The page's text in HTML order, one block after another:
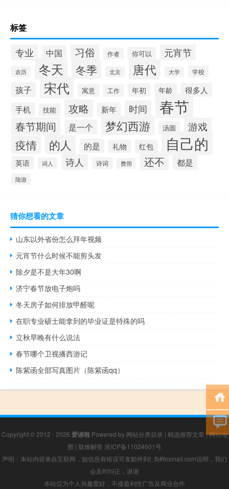
标签
专业 中国 习俗 作者 你可以 元宵节
农历 冬天 冬季 北京 唐代 大学 学校
孩子 宋代 寓意 工作 年初 年龄
很多人
手机
技能 攻略 新年 时间 春节
春节期间 是一个 梦幻西游 汤圆 游戏
疫情 的人 的是 礼物 红包 自己的
英语 词人 诗人 诗词 费用 还不 都是
陆游
猜你想看的文章
山东以外省份怎么拜年视频
元宵节什么时候不能剪头发
除夕是不是大年30啊
济宁春节放电子炮吗
冬天房子如何排放甲醛呢
在职专业硕士能拿到的毕业证是特殊的吗
立秋早晚有什么说法
春节哪个卫视播西游记
陈紫函全部写真图片（陈紫函qq）
Copyright © 2012 - 2026 爱读啦 Powered by 网站分类目录 | 精选推荐文章 |网站地
图 | 疑难解答 浙ICP备11024601号
声明：本站内容来自互联网，如信息有错误可发邮件到f_fb#foxmail.com说明，我们
会及时纠正，谢谢
本站仅为个人兴趣爱好，不接盈利性广告及商业合作